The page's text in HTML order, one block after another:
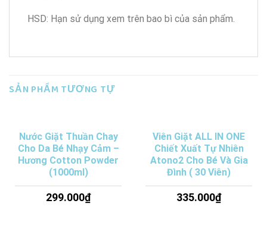
HSD: Hạn sử dụng xem trên bao bì của sản phẩm.
SẢN PHẨM TƯƠNG TỰ
Nước Giặt Thuần Chay
Cho Da Bé Nhạy Cảm –
Hương Cotton Powder
(1000ml)
299.000₫
Viên Giặt ALL IN ONE
Chiết Xuất Tự Nhiên
Atono2 Cho Bé Và Gia
Đình ( 30 Viên)
335.000₫